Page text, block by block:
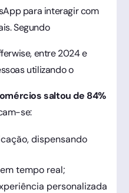
para interagir com
Segundo
entre 2024 e
utilizando o
saltou de 84%
se:
dispensando
tempo real;
personalizada